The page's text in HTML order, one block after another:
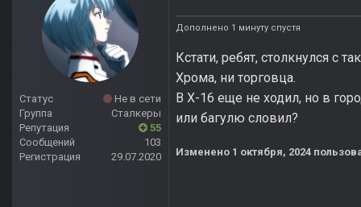
Статус
Не в сети
Группа
Сталкеры
Репутация
55
Сообщений
103
Регистрация
29.07.2020
Дополнено 1 минуту спустя
Кстати, ребят, столкнулся с
Хрома, ни торговца.
В Х-16 еще не ходил, но в
или багулю словил?
Изменено 1 октября, 2024